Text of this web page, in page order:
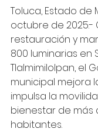
Toluca, Estado de
octubre de 2025.-
restauración y
800 luminarias en
Tlalmimilolpan, el
municipal mejora
impulsa la
bienestar de más
habitantes.